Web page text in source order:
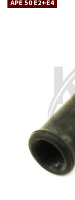
APE 50 E2+E4